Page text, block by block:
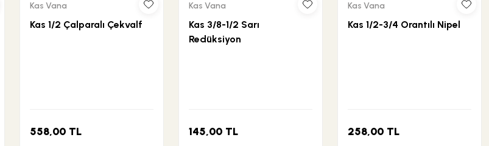
Kas Vana
Kas 1/2 Çalparalı Çekvalf
558,00 TL
Kas Vana
Kas 3/8-1/2 Sarı
Redüksiyon
145,00 TL
Kas Vana
Kas 1/2-3/4 Orantılı Nipel
258,00 TL